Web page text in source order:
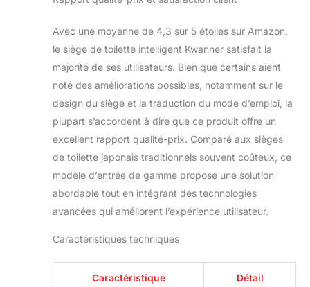
pièces et des
instructions
complètes (français
non garanti).
Avec une moyenne de 4,3 sur 5 étoiles sur Amazon,
le siège de toilette intelligent Kwanner satisfait la
majorité de ses utilisateurs. Bien que certains aient
noté des améliorations possibles, notamment sur le
design du siège et la traduction du mode d’emploi, la
plupart s’accordent à dire que ce produit offre un
excellent rapport qualité-prix. Comparé aux sièges
de toilette japonais traditionnels souvent coûteux, ce
modèle d’entrée de gamme propose une solution
abordable tout en intégrant des technologies
avancées qui améliorent l’expérience utilisateur.
Caractéristiques techniques
Caractéristique Détail